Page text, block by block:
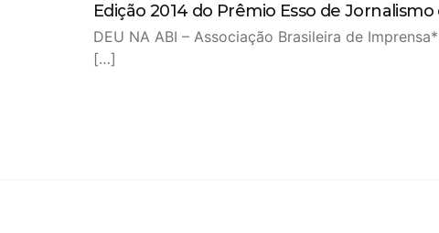
Edição 2014 do Prêmio Esso de
DEU NA ABI – Associação Brasileira de
[…]